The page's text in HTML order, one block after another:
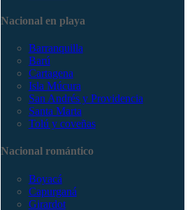
Nacional en playa
Barranquilla
Barú
Cartagena
Isla Múcura
San Andrés y Providencia
Santa Marta
Tolú y coveñas
Nacional romántico
Boyacá
Capurganá
Girardot